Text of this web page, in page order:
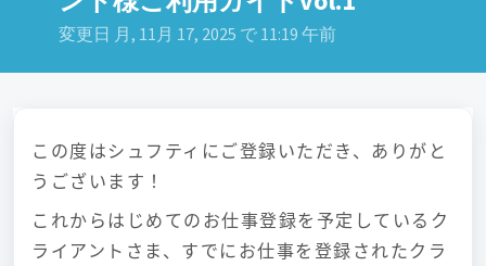
変更日 月, 11月 17, 2025 で 11:19 午前
この度はシュフティにご登録いただき、ありがと
うございます！
これからはじめてのお仕事登録を予定しているク
ライアントさま、すでにお仕事を登録されたクラ